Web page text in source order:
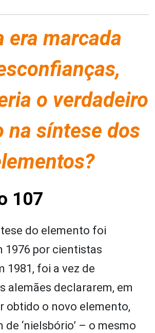
era marcada
o verdadeiro
na síntese dos
107
do elemento foi
1976 por cientistas
1981, foi a vez de
alemães declararem, em
obtido o novo elemento,
de ‘nielsbório’ – o mesmo